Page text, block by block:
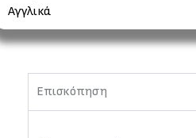
Αγγλικά
Επισκόπηση